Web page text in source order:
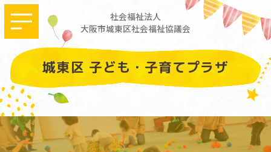
社会福祉法人
大阪市城東区社会福祉協議会
城東区 子ども・子育てプラザ